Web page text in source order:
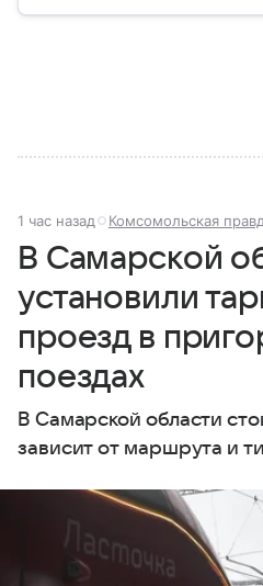
России, какие задачи
1 час назад Комсомольская
В Самарской
установили
проезд в
поездах
В Самарской области
зависит от маршрута и